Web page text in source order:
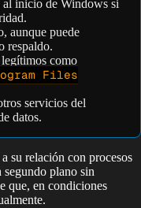
al inicio de Windows si
aunque puede
respaldo.
como
Files
servicios del
datos.
su relación con procesos
segundo plano sin
que, en condiciones